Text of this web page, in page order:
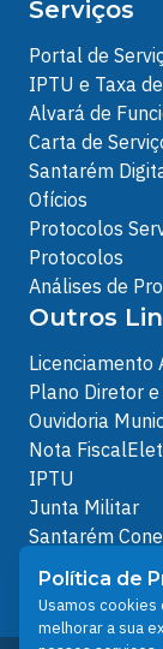
Serviços
Portal de
IPTU e Taxa
Alvará de
Carta de
Santarém
Ofícios
Protocolos
Protocolos
Análises de
Outros
Licenciamento
Plano Diretor
Ouvidoria
Nota
IPTU
Junta Militar
Santarém
Política de
People
Política de
Usamos
melhorar a sua